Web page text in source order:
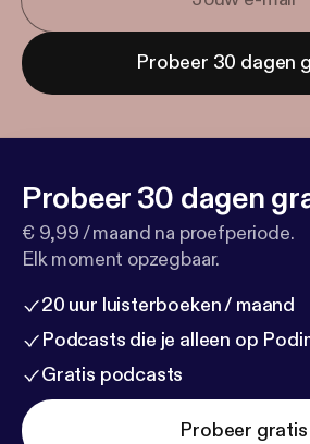
Probeer 30 dagen
Probeer 30 dagen
€ 9,99 / maand na proefperiode.
Elk moment opzegbaar.
20 uur luisterboeken / maand
Podcasts die je alleen op
Gratis podcasts
Probeer gratis